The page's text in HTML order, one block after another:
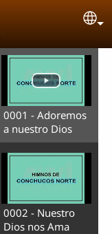
0001 - Adoremos
a nuestro Dios
0002 - Nuestro
Dios nos Ama